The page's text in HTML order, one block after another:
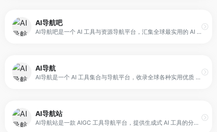
AI导航吧
AI导航吧是一个 AI 工具与资源导航平台，汇集全球最实用的 AI 工具，覆盖 AI 办公、AI 写作、AI 绘画等领域。平台的核心目标是帮助用户快速找到合适的工具，提高工作与创作效率。
AI导航
AI导航是一个 AI 工具集合与导航平台，收录全球各种实用优质 AI 工具，覆盖 AI 写作、AI 绘画、AI 视频、AI 办公、AI 数字人、AI 设计、AI 语音、AI 音乐、AI 论文、AI 简历、AI 智能体、文本转语音等多个领域。平台旨在帮助用户快速找到需要的 AI 工具，并提供免费入口与分类检索。
AI导航站
AI导航站是一款 AIGC 工具导航平台，提供生成式 AI 工具的分类与聚合入口，覆盖 AI 写作、AI 绘画、AI 设计、AI 办公、AI 客服、AI 营销、AI 语音生成、AI 视频生成等多个领域。平台的目标是帮助用户快速找到所需工具，提高工作效率。